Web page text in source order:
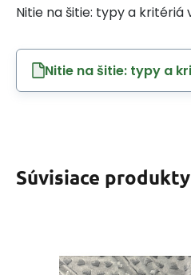
Nitie na šitie: typy a kritériá
Nitie na šitie: typy a
Súvisiace produkty
Kód:
EAN:8595721018493
Získate0.30
Skladom 2.7 m